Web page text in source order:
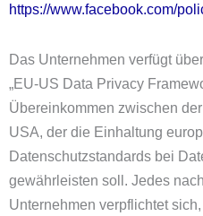
https://www.facebook.com/
Das Unternehmen verfügt
„EU-US Data Privacy
Übereinkommen zwischen
USA, der die Einhaltung
Datenschutzstandards bei
gewährleisten soll. Jedes
Unternehmen verpflichtet